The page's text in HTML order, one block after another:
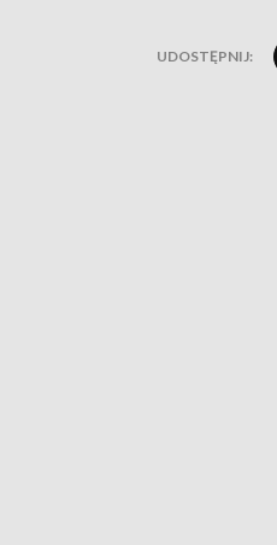
UDOSTĘPNIJ: